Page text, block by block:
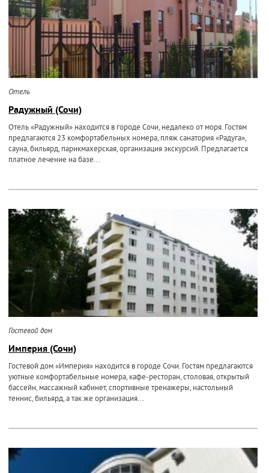
Отель
Радужный (Сочи)
Отель «Радужный» находится в городе Сочи, недалеко от моря. Гостям
предлагаются 23 комфортабельных номера, пляж санатория «Радуга»,
сауна, бильярд, парикмахерская, организация экскурсий. Предлагается
платное лечение на базе...
Гостевой дом
Империя (Сочи)
Гостевой дом «Империя» находится в городе Сочи. Гостям предлагаются
уютные комфортабельные номера, кафе-ресторан, столовая, открытый
бассейн, массажный кабинет, спортивные тренажеры, настольный
теннис, бильярд, а так же организация...